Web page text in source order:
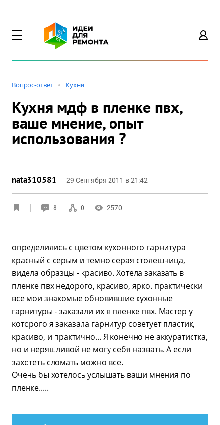
Вопрос-ответ Кухни
Кухня мдф в пленке пвх,
ваше мнение, опыт
использования ?
nata310581 29 Сентября 2011 в 21:42
8 0 2570
определились с цветом кухонного гарнитура
красный с серым и темно серая столешница,
видела образцы - красиво. Хотела заказать в
пленке пвх недорого, красиво, ярко. практически
все мои знакомые обновившие кухонные
гарнитуры - заказали их в пленке пвх. Мастер у
которого я заказала гарнитур советует пластик,
красиво, и практично... Я конечно не аккуратистка,
но и неряшливой не могу себя назвать. А если
захотеть сломать можно все.
Очень бы хотелось услышать ваши мнения по
пленке.....